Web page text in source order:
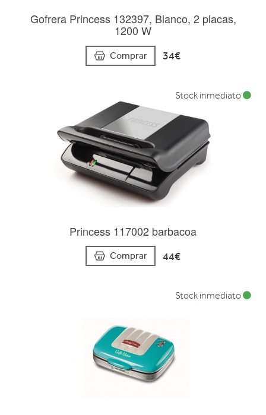
Gofrera Princess 132397, Blanco, 2 placas,
1200 W
Comprar 34€
Princess 117002 barbacoa
Comprar 44€
Stock inmediato
Stock inmediato